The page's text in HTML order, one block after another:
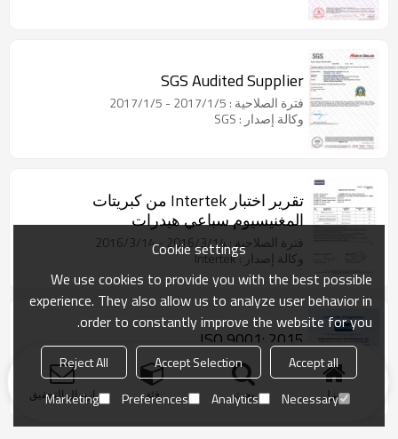
SGS Audited Supplier
فترة الصلاحية : 2017/1/5 - 2017/1/5
وكالة إصدار : SGS
تقرير اختبار Intertek من كبريتات
المغنيسيوم سباعي هيدرات
فترة الصلاحية : 2016/3/14 - 2016/3/14
وكالة إصدار : Intertek
ISO 9001: 2015
فترة الصلاحية : 2016/8/15 - 2019/8/14
وكالة إصدار : Intertek
منزل بحث فئة ارسال التحقيق
Cookie settings
We use cookies to provide you with the best possible
experience. They also allow us to analyze user behavior in
order to constantly improve the website for you.
Accept all
Accept Selection
Reject All
Necessary
Analytics
Preferences
Marketing